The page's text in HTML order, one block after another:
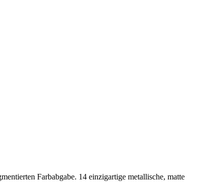
Farbabgabe. 14 einzigartige metallische, matte